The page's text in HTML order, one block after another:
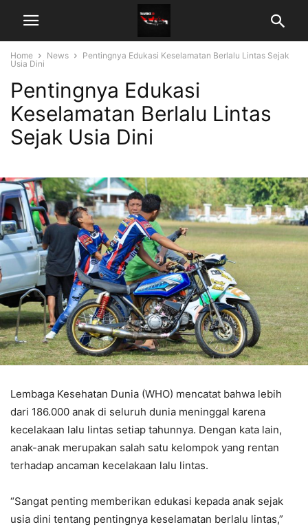
Home News
Pentingnya Edukasi Keselamatan Berlalu Lintas Sejak
Usia Dini
Pentingnya Edukasi
Keselamatan Berlalu Lintas
Sejak Usia Dini
Lembaga Kesehatan Dunia (WHO) mencatat bahwa lebih
dari 186.000 anak di seluruh dunia meninggal karena
kecelakaan lalu lintas setiap tahunnya. Dengan kata lain,
anak-anak merupakan salah satu kelompok yang rentan
terhadap ancaman kecelakaan lalu lintas.
“Sangat penting memberikan edukasi kepada anak sejak
usia dini tentang pentingnya keselamatan berlalu lintas,”